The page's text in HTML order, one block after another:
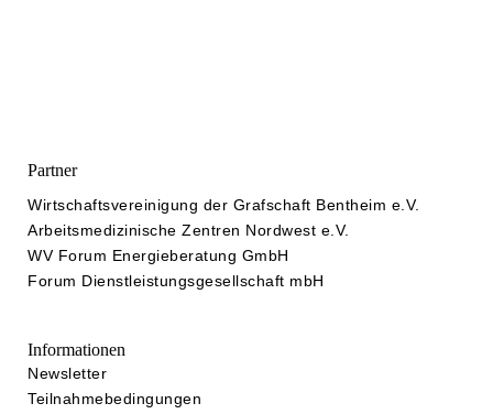
Partner
Wirtschaftsvereinigung der Grafschaft Bentheim e.V.
Arbeitsmedizinische Zentren Nordwest e.V.
WV Forum Energieberatung GmbH
Forum Dienstleistungsgesellschaft mbH
Informationen
Newsletter
Teilnahmebedingungen